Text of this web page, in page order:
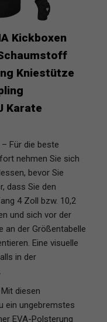
Kickboxen
Kniestütze
Karate
– Für die beste
nehmen Sie sich
bevor Sie
dass Sie den
4 Zoll bzw. 10,2
und sich vor der
an der Größentabelle
Eine visuelle
in der
Mit diesen
ein ungebremstes
EVA-Polsterung